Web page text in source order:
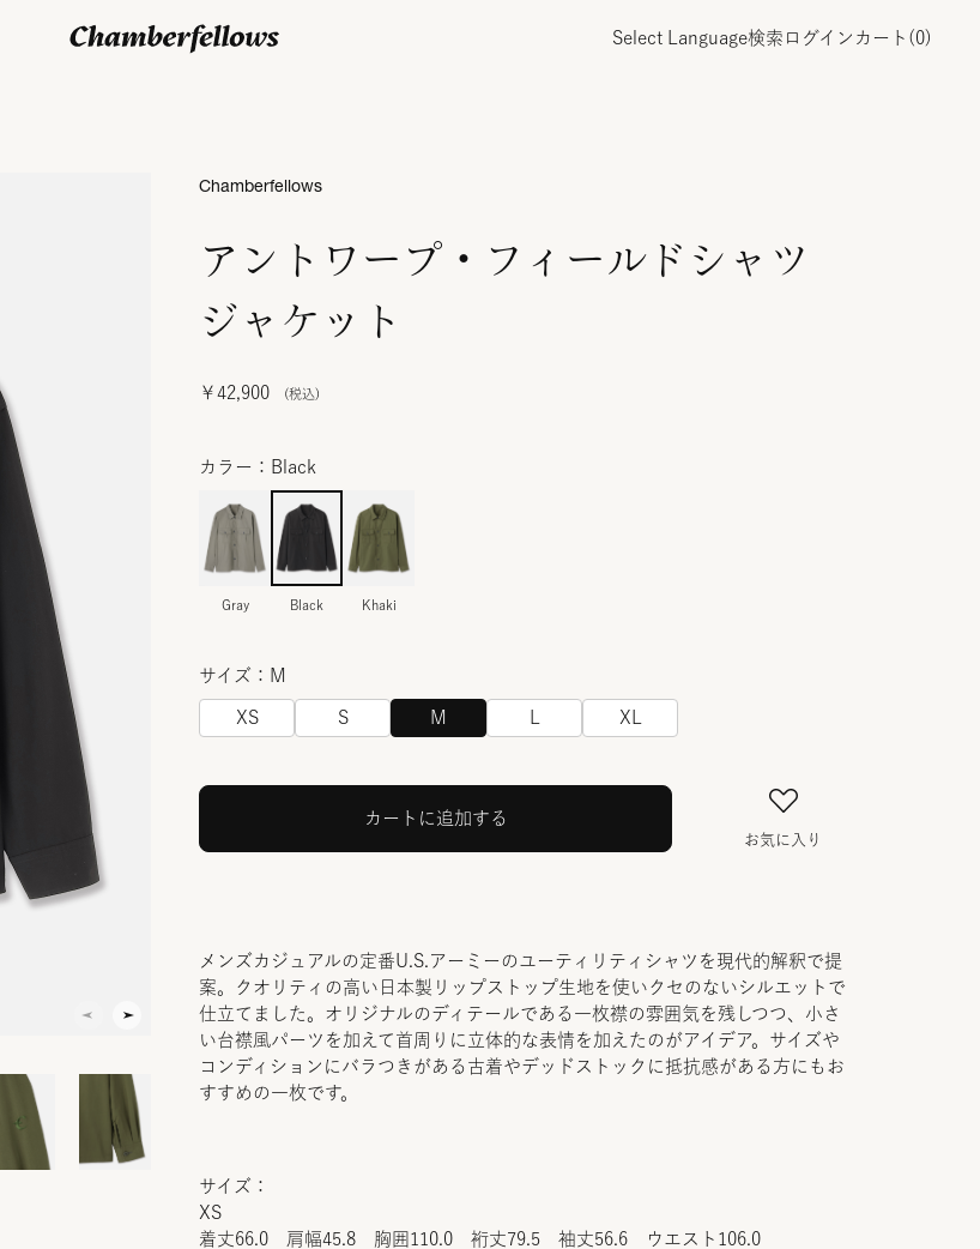
Select Language検索 ログイン カート( 0)
アントワープ・フィールドシャツ
ジャケット
￥42,900
Chamberfellows
カラー：Black
Gray Black Khaki
サイズ：M
XS S M XL
カートに追加する
お気に入り
メンズカジュアルの定番U.S.アーミーのユーティリティシャツを現代的解釈で提
案。クオリティの高い日本製リップストップ生地を使いクセのないシルエットで
仕立てました。オリジナルのディテールである一枚襟の雰囲気を残しつつ、小さ
い台襟風パーツを加えて首周りに立体的な表情を加えたのがアイデア。サイズや
コンディションにバラつきがある古着やデッドストックに抵抗感がある方にもお
すすめの一枚です。
サイズ：
XS
着丈66.0 肩幅45.8 胸囲110.0 裄丈79.5 袖丈56.6 ウエスト106.0